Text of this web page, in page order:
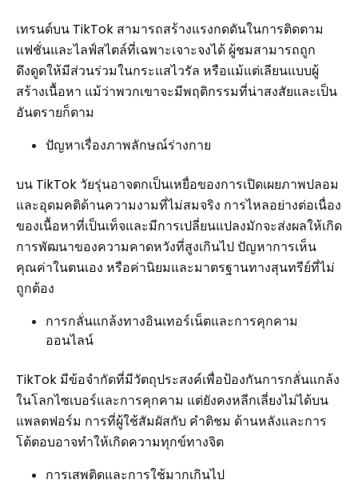
เทรนด์บน TikTok สามารถสร้างแรงกดดันในการติดตาม
แฟชั่นและไลฟ์สไตล์ที่เฉพาะเจาะจงได้ ผู้ชมสามารถถูก
ดึงดูดให้มีส่วนร่วมในกระแสไวรัล หรือแม้แต่เลียนแบบผู้
สร้างเนื้อหา แม้ว่าพวกเขาจะมีพฤติกรรมที่น่าสงสัยและเป็น
อันตรายก็ตาม
ปัญหาเรื่องภาพลักษณ์ร่างกาย
บน TikTok วัยรุ่นอาจตกเป็นเหยื่อของการเปิดเผยภาพปลอม
และอุดมคติด้านความงามที่ไม่สมจริง การไหลอย่างต่อเนื่อง
ของเนื้อหาที่เป็นเท็จและมีการเปลี่ยนแปลงมักจะส่งผลให้เกิด
การพัฒนาของความคาดหวังที่สูงเกินไป ปัญหาการเห็น
คุณค่าในตนเอง หรือค่านิยมและมาตรฐานทางสุนทรีย์ที่ไม่
ถูกต้อง
การกลั่นแกล้งทางอินเทอร์เน็ตและการคุกคาม
ออนไลน์
TikTok มีข้อจำกัดที่มีวัตถุประสงค์เพื่อป้องกันการกลั่นแกล้ง
ในโลกไซเบอร์และการคุกคาม แต่ยังคงหลีกเลี่ยงไม่ได้บน
แพลตฟอร์ม การที่ผู้ใช้สัมผัสกับ คำติชม ด้านหลังและการ
โต้ตอบอาจทำให้เกิดความทุกข์ทางจิต
การเสพติดและการใช้มากเกินไป